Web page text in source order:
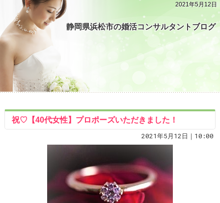
2021年5月12日
静岡県浜松市の婚活コンサルタントブログ
祝♡【40代女性】プロポーズいただきました！
2021年5月12日｜10:00